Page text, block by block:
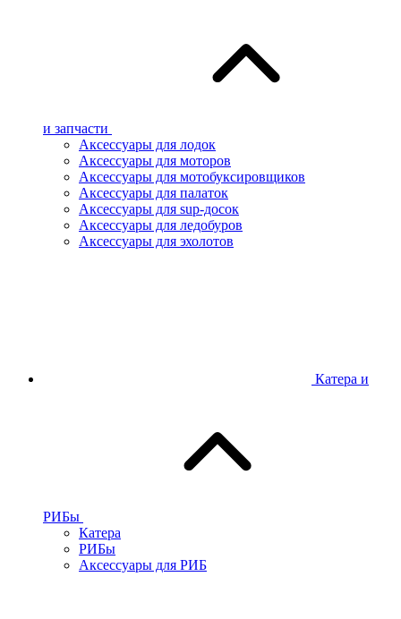
и запчасти
Аксессуары для лодок
Аксессуары для моторов
Аксессуары для мотобуксировщиков
Аксессуары для палаток
Аксессуары для sup-досок
Аксессуары для ледобуров
Аксессуары для эхолотов
Катера и
РИБы
Катера
РИБы
Аксессуары для РИБ